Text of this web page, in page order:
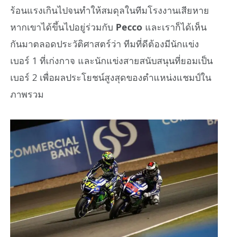
ร้อนแรงเกินไปจนทำให้สมดุลในทีมโรงงานเสียหาย
หากเขาได้ขึ้นไปอยู่ร่วมกับ Pecco และเราก็ได้เห็น
กันมาตลอดประวัติศาสตร์ว่า ทีมที่ดีต้องมีนักแข่ง
เบอร์ 1 ที่เก่งกาจ และนักแข่งสายสนับสนุนที่ยอมเป็น
เบอร์ 2 เพื่อผลประโยชน์สูงสุดของตำแหน่งแชมป์ใน
ภาพรวม